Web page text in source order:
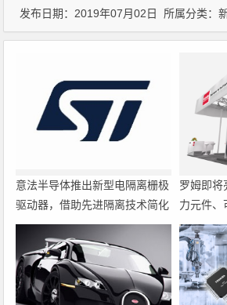
发布日期：2019年07月02日 所属分类：
意法半导体推出新型电隔离栅极
驱动器，借助先进隔离技术简化
电源设计
罗姆即将
力元件、
暨研讨会